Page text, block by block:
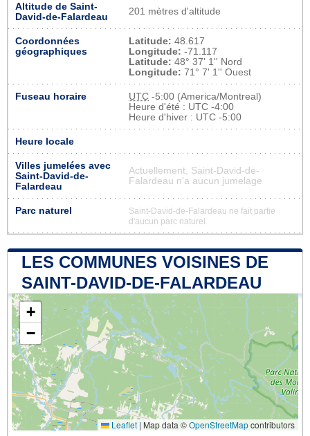
Altitude de Saint-
David-de-Falardeau
201 mètres d'altitude
Coordonnées
géographiques
Latitude: 48.617
Longitude: -71.117
Latitude: 48° 37' 1'' Nord
Longitude: 71° 7' 1'' Ouest
Fuseau horaire UTC -5:00 (America/Montreal)
Heure d'été : UTC -4:00
Heure d'hiver : UTC -5:00
Heure locale
Villes jumelées avec
Saint-David-de-
Falardeau
Actuellement, Saint-David-de-
Falardeau n'a aucun jumelage
Parc naturel
Saint-David-de-Falardeau ne fait partie
d'aucun parc naturel
LES COMMUNES VOISINES DE
SAINT-DAVID-DE-FALARDEAU
+
−
Leaflet | Map data ©OpenStreetMapcontributors